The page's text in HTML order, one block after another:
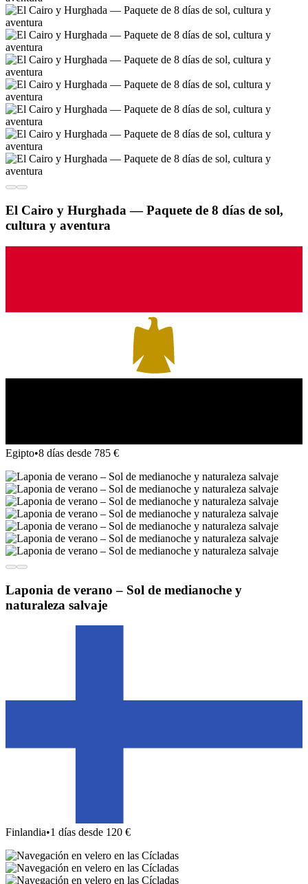
El Cairo y Hurghada — Paquete de 8 días de sol,
cultura y aventura
Egipto•8 días desde 785 €
Laponia de verano – Sol de medianoche y
naturaleza salvaje
Finlandia•1 días desde 120 €